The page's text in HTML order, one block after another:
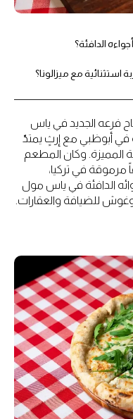
الدافئة؟
مع ميزالونا؟
فرعه الجديد في ياس
في أبوظبي مع إرثٍ يمتدّ
المميزة. وكان المطعم
مرموقة في تركيا،
الدافئة في ياس مول
للضيافة والعقارات.